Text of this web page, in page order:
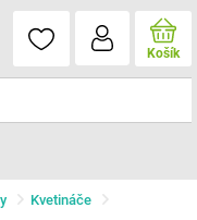
Košík
Kvetináče